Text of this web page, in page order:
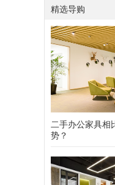
精选导购
二手办公家具相
势？